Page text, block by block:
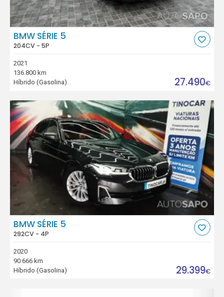
BMW SÉRIE 5
204CV - 5P
2021
136.800 km
Híbrido (Gasolina)
27.490€
BMW SÉRIE 5
292CV - 4P
2020
90.666 km
Híbrido (Gasolina)
29.399€